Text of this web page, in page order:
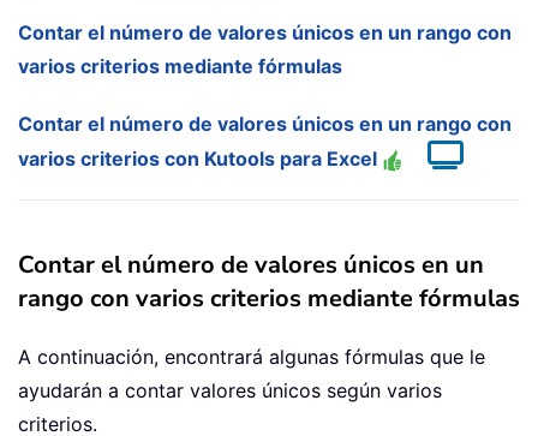
Contar el número de valores únicos en un rango con
varios criterios mediante fórmulas
Contar el número de valores únicos en un rango con
varios criterios con Kutools para Excel
Contar el número de valores únicos en un
rango con varios criterios mediante fórmulas
A continuación, encontrará algunas fórmulas que le
ayudarán a contar valores únicos según varios
criterios.